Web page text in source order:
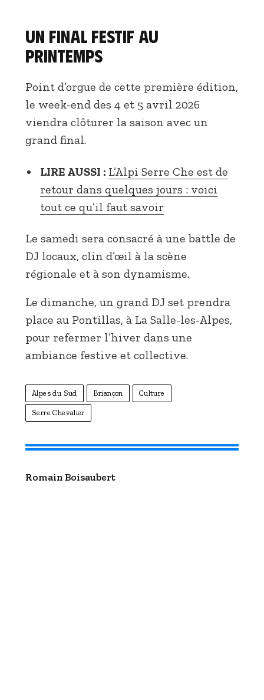
Un final festif au
printemps
Point d’orgue de cette première édition,
le week-end des 4 et 5 avril 2026
viendra clôturer la saison avec un
grand final.
LIRE AUSSI : L’Alpi Serre Che est de
retour dans quelques jours : voici
tout ce qu’il faut savoir
Le samedi sera consacré à une battle de
DJ locaux, clin d’œil à la scène
régionale et à son dynamisme.
Le dimanche, un grand DJ set prendra
place au Pontillas, à La Salle-les-Alpes,
pour refermer l’hiver dans une
ambiance festive et collective.
Alpes du Sud Briançon Culture
Serre Chevalier
Romain Boisaubert